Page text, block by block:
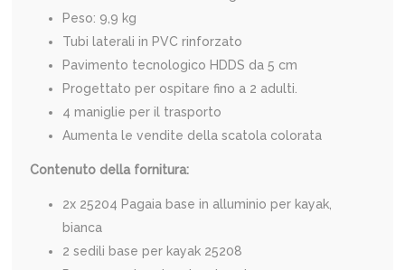
Peso: 9,9 kg
Tubi laterali in PVC rinforzato
Pavimento tecnologico HDDS da 5 cm
Progettato per ospitare fino a 2 adulti.
4 maniglie per il trasporto
Aumenta le vendite della scatola colorata
Contenuto della fornitura:
2x 25204 Pagaia base in alluminio per kayak,
bianca
2 sedili base per kayak 25208